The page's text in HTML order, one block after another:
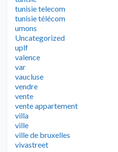
tunisie telecom
tunisie télécom
umons
Uncategorized
uplf
valence
var
vaucluse
vendre
vente
vente appartement
villa
ville
ville de bruxelles
vivastreet